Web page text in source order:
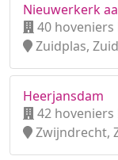
Nieuwerkerk
40
Zuidplas,
Heerjansdam
42
Zwijndrecht,